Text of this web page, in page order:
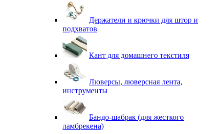
Держатели и крючки для штор и
подхватов
Кант для домашнего текстиля
Люверсы, люверсная лента,
инструменты
Бандо-шабрак (для жесткого
ламбрекена)